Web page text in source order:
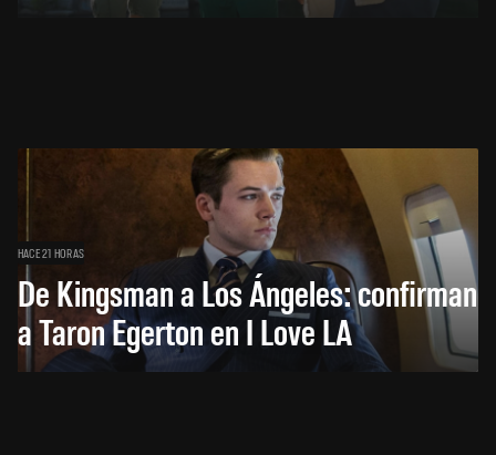
HACE 21 HORAS
De Kingsman a Los Ángeles: confirman
a Taron Egerton en I Love LA